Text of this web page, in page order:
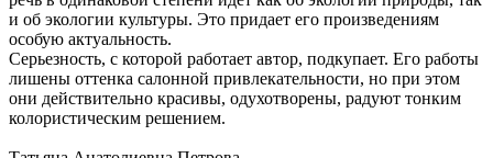
и об экологии культуры. Это придает его произведениям
особую актуальность.
Серьезность, с которой работает автор, подкупает. Его работы
лишены оттенка салонной привлекательности, но при этом
они действительно красивы, одухотворены, радуют тонким
колористическим решением.